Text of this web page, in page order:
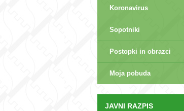
Koronavirus
Sopotniki
Postopki in obrazci
Moja pobuda
JAVNI RAZPIS